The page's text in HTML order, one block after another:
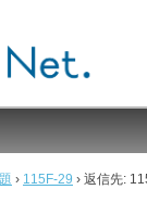
板
› 115F-29 › 返信先: